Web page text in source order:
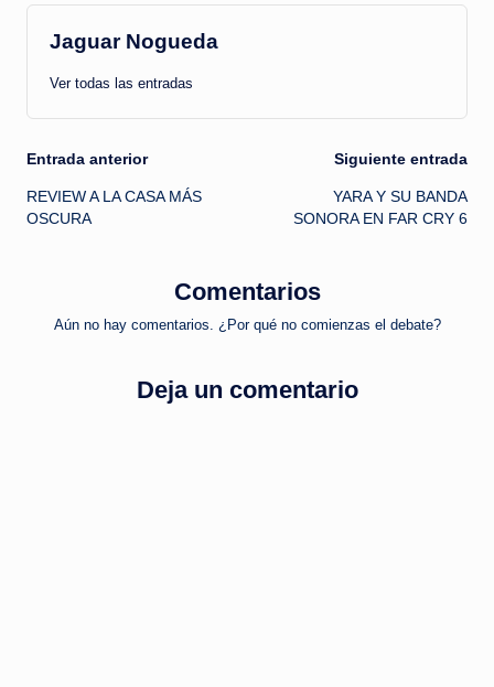
Jaguar Nogueda
Ver todas las entradas
Navegación
de
Entrada anterior
REVIEW A LA CASA MÁS
OSCURA
Siguiente entrada
YARA Y SU BANDA
SONORA EN FAR CRY 6
Comentarios
Aún no hay comentarios. ¿Por qué no comienzas el debate?
Deja un comentario